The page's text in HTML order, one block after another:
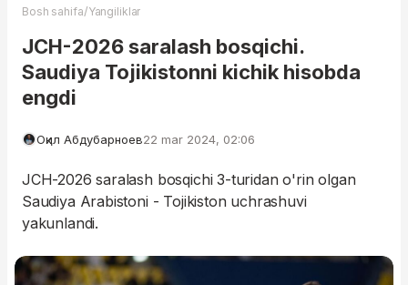
Bosh sahifa/Yangiliklar
JCH-2026 saralash bosqichi.
Saudiya Tojikistonni kichik hisobda
engdi
Оқил Абдубарноев22 mar 2024, 02:06
JCH-2026 saralash bosqichi 3-turidan o'rin olgan
Saudiya Arabistoni - Tojikiston uchrashuvi
yakunlandi.